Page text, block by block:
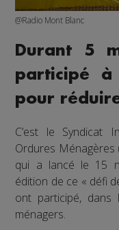
@Radio Mont Blanc
Durant 5
participé à
pour
C’est le Syndicat
Ordures Ménagères
qui a lancé le 15
édition de ce « défi
ont participé, dans
ménagers.